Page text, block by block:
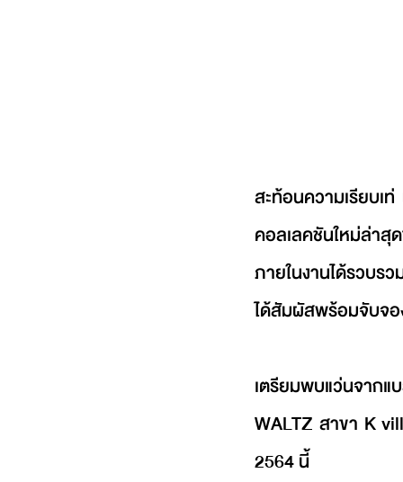
สะท้อนความเรียบเ
คอลเลคชันใหม่ล่า
ภายในงานได้รวบร
ได้สัมผัสพร้อมจับจอ
เตรียมพบแว่นจากแ
WALTZ สาขา K
2564 นี้